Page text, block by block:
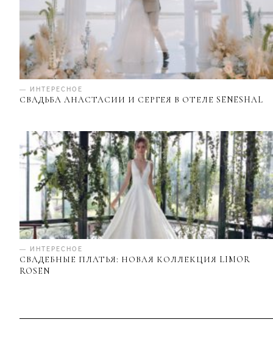
— ИНТЕРЕСНОЕ
СВАДЬБА АНАСТАСИИ И СЕРГЕЯ В ОТЕЛЕ SENESHAL
— ИНТЕРЕСНОЕ
СВАДЕБНЫЕ ПЛАТЬЯ: НОВАЯ КОЛЛЕКЦИЯ LIMOR
ROSEN